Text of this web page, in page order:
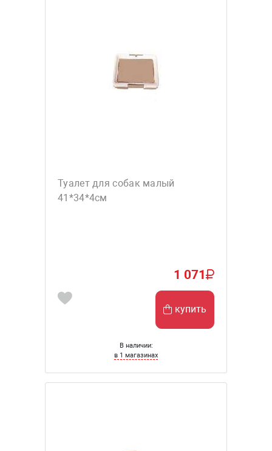
Туалет для собак малый
41*34*4см
1 071
купить
В наличии:
в 1 магазинах